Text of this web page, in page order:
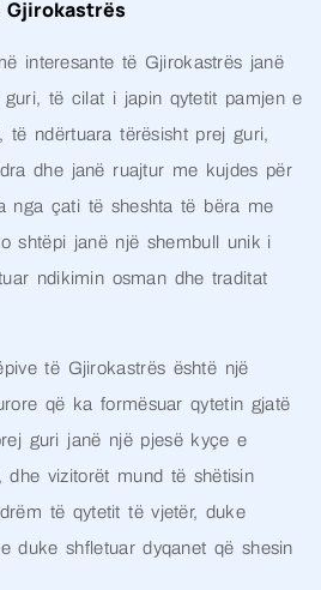
interesante të Gjirokastrës janë
guri, të cilat i japin qytetit pamjen e
të ndërtuara tërësisht prej guri,
dhe janë ruajtur me kujdes për
nga çati të sheshta të bëra me
shtëpi janë një shembull unik i
ndikimin osman dhe traditat
të Gjirokastrës është një
që ka formësuar qytetin gjatë
guri janë një pjesë kyçe e
dhe vizitorët mund të shëtisin
të qytetit të vjetër, duke
duke shfletuar dyqanet që shesin